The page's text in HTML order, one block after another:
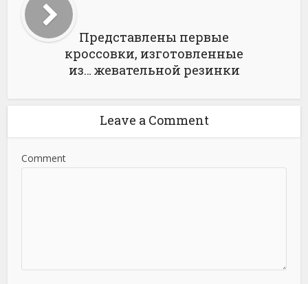
Представлены первые
кроссовки, изготовленные
из… жевательной резинки
Leave a Comment
Comment